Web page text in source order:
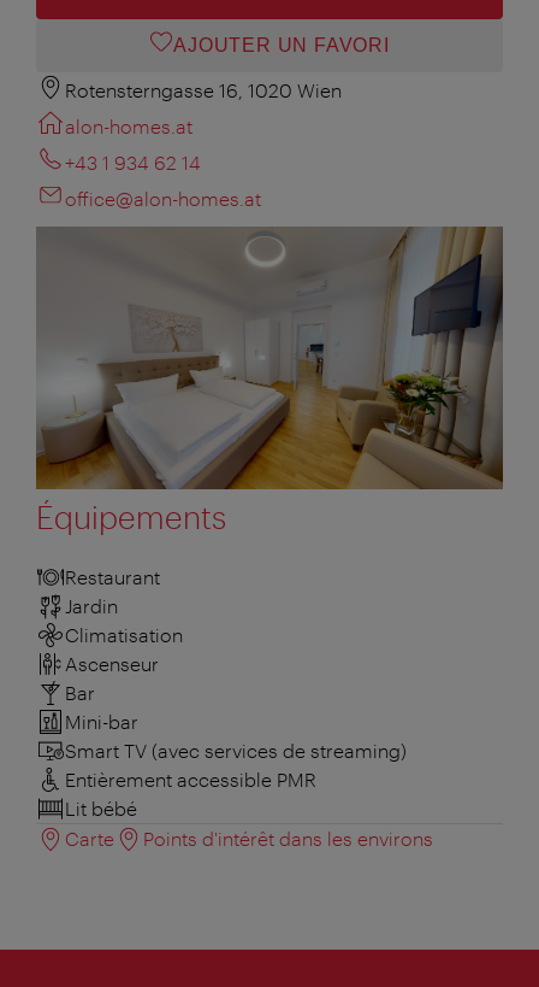
AJOUTER UN FAVORI
Rotensterngasse 16, 1020 Wien
alon-homes.at
+43 1 934 62 14
office@alon-homes.at
Équipements
Restaurant
Jardin
Climatisation
Ascenseur
Bar
Mini-bar
Smart TV (avec services de streaming)
Entièrement accessible PMR
Lit bébé
Carte
Points d'intérêt dans les environs